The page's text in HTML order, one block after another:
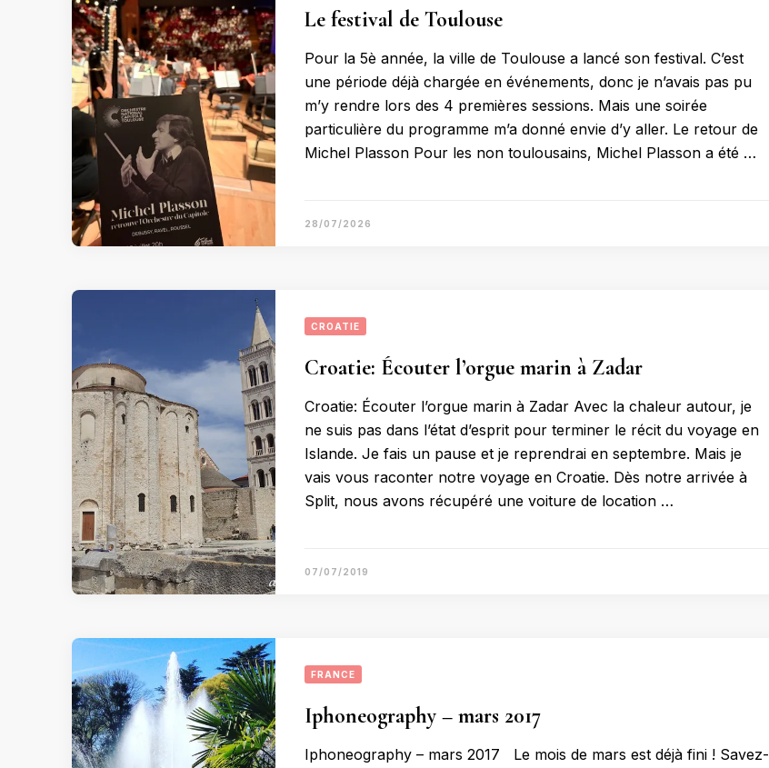
Le festival de Toulouse
Pour la 5è année, la ville de Toulouse a lancé son festival. C’est
une période déjà chargée en événements, donc je n’avais pas pu
m’y rendre lors des 4 premières sessions. Mais une soirée
particulière du programme m’a donné envie d’y aller. Le retour de
Michel Plasson Pour les non toulousains, Michel Plasson a été …
28/07/2026
CROATIE
Croatie: Écouter l’orgue marin à Zadar
Croatie: Écouter l’orgue marin à Zadar Avec la chaleur autour, je
ne suis pas dans l’état d’esprit pour terminer le récit du voyage en
Islande. Je fais un pause et je reprendrai en septembre. Mais je
vais vous raconter notre voyage en Croatie. Dès notre arrivée à
Split, nous avons récupéré une voiture de location …
07/07/2019
FRANCE
Iphoneography – mars 2017
Iphoneography – mars 2017 Le mois de mars est déjà fini ! Savez-